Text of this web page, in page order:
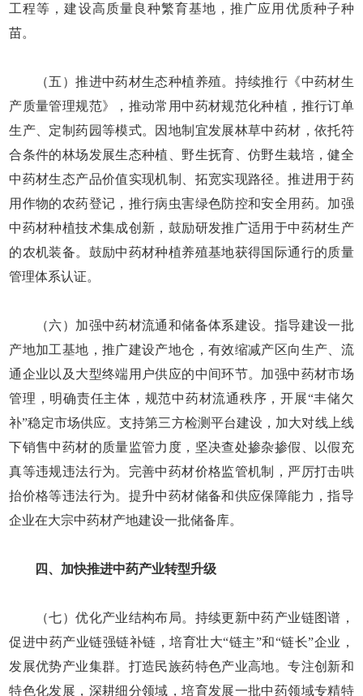
工程等，建设高质量良种繁育基地，推广应用优质种子种
苗。
（五）推进中药材生态种植养殖。持续推行《中药材生
产质量管理规范》，推动常用中药材规范化种植，推行订单
生产、定制药园等模式。因地制宜发展林草中药材，依托符
合条件的林场发展生态种植、野生抚育、仿野生栽培，健全
中药材生态产品价值实现机制、拓宽实现路径。推进用于药
用作物的农药登记，推行病虫害绿色防控和安全用药。加强
中药材种植技术集成创新，鼓励研发推广适用于中药材生产
的农机装备。鼓励中药材种植养殖基地获得国际通行的质量
管理体系认证。
（六）加强中药材流通和储备体系建设。指导建设一批
产地加工基地，推广建设产地仓，有效缩减产区向生产、流
通企业以及大型终端用户供应的中间环节。加强中药材市场
管理，明确责任主体，规范中药材流通秩序，开展“丰储欠
补”稳定市场供应。支持第三方检测平台建设，加大对线上线
下销售中药材的质量监管力度，坚决查处掺杂掺假、以假充
真等违规违法行为。完善中药材价格监管机制，严厉打击哄
抬价格等违法行为。提升中药材储备和供应保障能力，指导
企业在大宗中药材产地建设一批储备库。
四、加快推进中药产业转型升级
（七）优化产业结构布局。持续更新中药产业链图谱，
促进中药产业链强链补链，培育壮大“链主”和“链长”企业，
发展优势产业集群。打造民族药特色产业高地。专注创新和
特色化发展，深耕细分领域，培育发展一批中药领域专精特